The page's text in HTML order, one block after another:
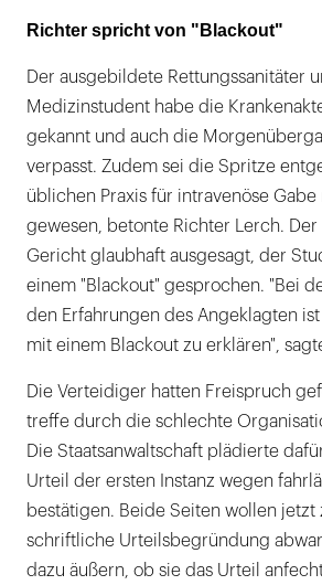
Richter spricht von "Blackout"
Der ausgebildete Rettungssanitäter
Medizinstudent habe die
gekannt und auch die
verpasst. Zudem sei die Spritze
üblichen Praxis für intravenöse
gewesen, betonte Richter Lerch.
Gericht glaubhaft ausgesagt, der
einem "Blackout" gesprochen. "Bei
den Erfahrungen des Angeklagten
mit einem Blackout zu erklären",
Die Verteidiger hatten Freispruch
treffe durch die schlechte
Die Staatsanwaltschaft plädierte
Urteil der ersten Instanz wegen
bestätigen. Beide Seiten wollen jetzt
schriftliche Urteilsbegründung
dazu äußern, ob sie das Urteil